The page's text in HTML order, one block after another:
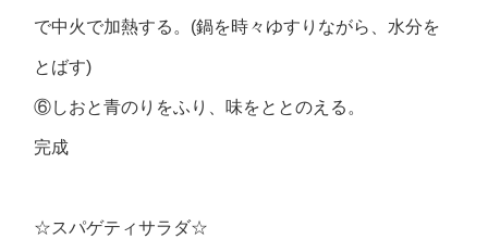
で中火で加熱する。(鍋を時々ゆすりながら、水分を
とばす)
⑥しおと青のりをふり、味をととのえる。
完成
☆スパゲティサラダ☆